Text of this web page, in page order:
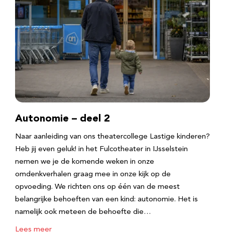
Autonomie – deel 2
Naar aanleiding van ons theatercollege Lastige kinderen?
Heb jij even geluk! in het Fulcotheater in IJsselstein
nemen we je de komende weken in onze
omdenkverhalen graag mee in onze kijk op de
opvoeding. We richten ons op één van de meest
belangrijke behoeften van een kind: autonomie. Het is
namelijk ook meteen de behoefte die…
Lees meer